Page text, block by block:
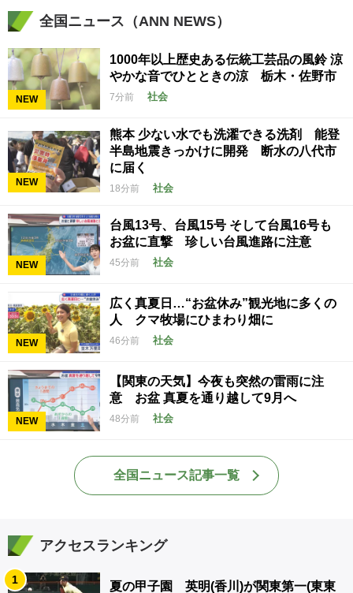
全国ニュース（ANN NEWS）
NEW
1000年以上歴史ある伝統工芸品の風鈴 涼
やかな音でひとときの涼 栃木・佐野市
7分前 社会
NEW
熊本 少ない水でも洗濯できる洗剤 能登
半島地震きっかけに開発 断水の八代市
に届く
18分前 社会
NEW
台風13号、台風15号 そして台風16号も
お盆に直撃 珍しい台風進路に注意
45分前 社会
NEW
広く真夏日…“お盆休み”観光地に多くの
人 クマ牧場にひまわり畑に
46分前 社会
NEW
【関東の天気】今夜も突然の雷雨に注
意 お盆 真夏を通り越して9月へ
48分前 社会
全国ニュース記事一覧
アクセスランキング
1
夏の甲子園 英明(香川)が関東第一(東東